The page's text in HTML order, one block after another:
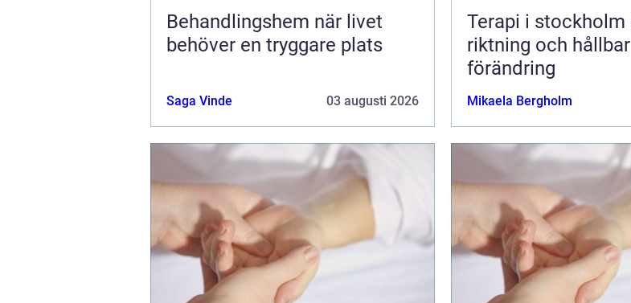
Behandlingshem när livet
behöver en tryggare plats
Saga Vinde 03 augusti 2026
Terapi i stockholm hitta lugn,
riktning och hållbar
förändring
Mikaela Bergholm